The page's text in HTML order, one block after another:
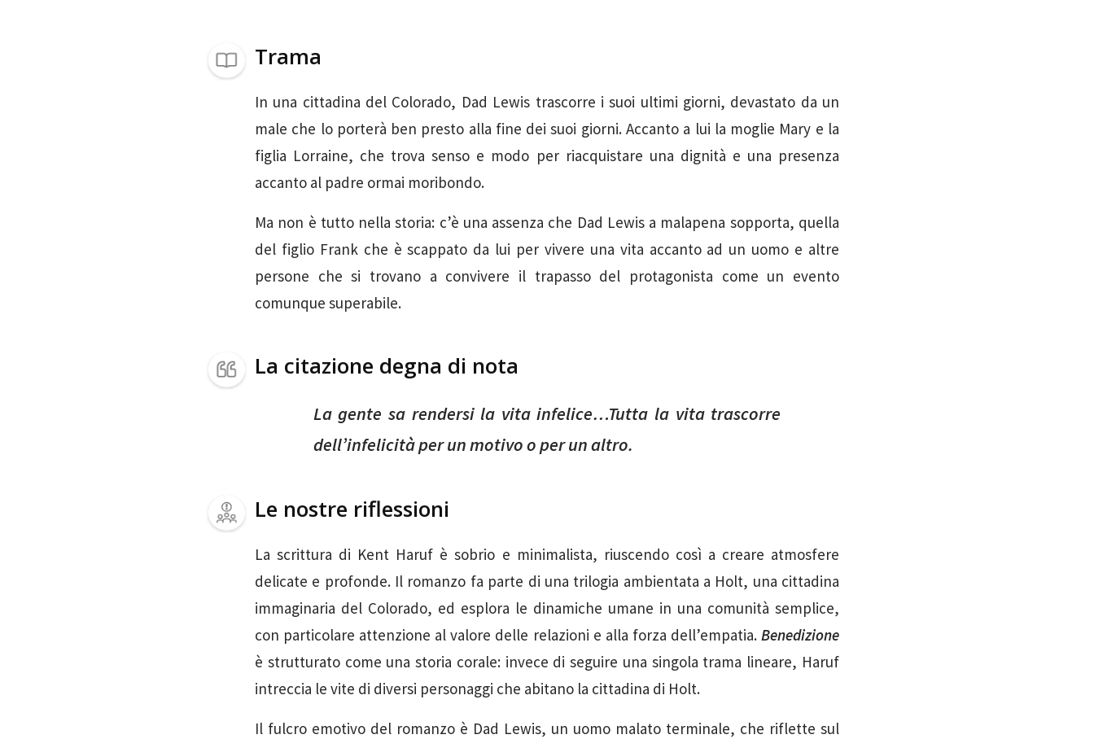
Trama
In una cittadina del Colorado, Dad Lewis trascorre i suoi ultimi giorni, devastato da un
male che lo porterà ben presto alla fine dei suoi giorni. Accanto a lui la moglie Mary e la
figlia Lorraine, che trova senso e modo per riacquistare una dignità e una presenza
accanto al padre ormai moribondo.
Ma non è tutto nella storia: c’è una assenza che Dad Lewis a malapena sopporta, quella
del figlio Frank che è scappato da lui per vivere una vita accanto ad un uomo e altre
persone che si trovano a convivere il trapasso del protagonista come un evento
comunque superabile.
La citazione degna di nota
La gente sa rendersi la vita infelice…Tutta la vita trascorre
dell’infelicità per un motivo o per un altro.
Le nostre riflessioni
La scrittura di Kent Haruf è sobrio e minimalista, riuscendo così a creare atmosfere
delicate e profonde. Il romanzo fa parte di una trilogia ambientata a Holt, una cittadina
immaginaria del Colorado, ed esplora le dinamiche umane in una comunità semplice,
con particolare attenzione al valore delle relazioni e alla forza dell’empatia. Benedizione
è strutturato come una storia corale: invece di seguire una singola trama lineare, Haruf
intreccia le vite di diversi personaggi che abitano la cittadina di Holt.
Il fulcro emotivo del romanzo è Dad Lewis, un uomo malato terminale, che riflette sul